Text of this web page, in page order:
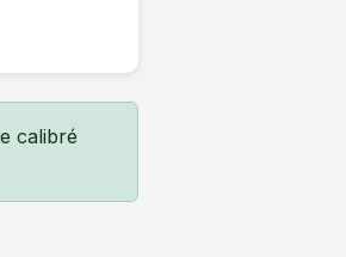
calibré